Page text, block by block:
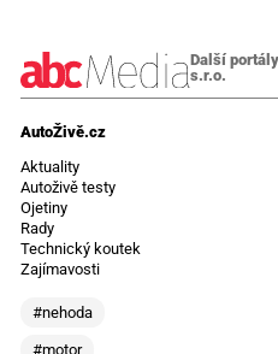
Další
s.r.o.
AutoŽivě.cz
Aktuality
Autoživě testy
Ojetiny
Rady
Technický koutek
Zajímavosti
#nehoda
#motor